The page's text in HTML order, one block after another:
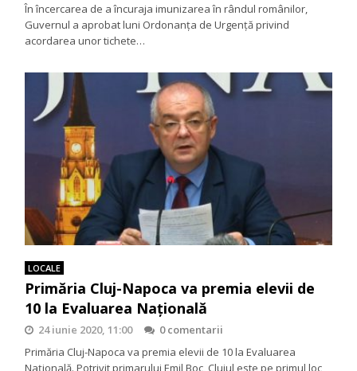
În încercarea de a încuraja imunizarea în rândul românilor,
Guvernul a aprobat luni Ordonanța de Urgență privind
acordarea unor tichete…
LOCALE
Primăria Cluj-Napoca va premia elevii de
10 la Evaluarea Națională
24 iunie 2020, 11:00
0 comentarii
Primăria Cluj-Napoca va premia elevii de 10 la Evaluarea
Națională. Potrivit primarului Emil Boc, Clujul este pe primul loc